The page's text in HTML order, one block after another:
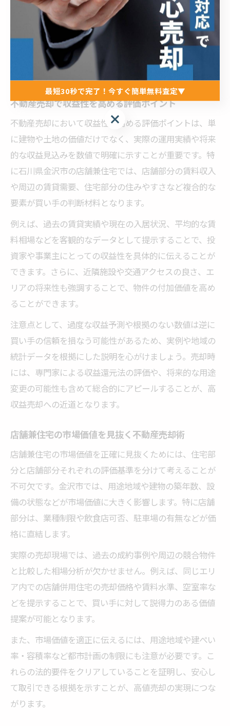
高収益狙いなら押さえるべき評価
不動産売却で収益性を高める評価ポイント
不動産売却において収益性を高める評価ポイントは、単
に建物や土地の価値だけでなく、実際の運用実績や将来
的な収益見込みを数値で明確に示すことが重要です。特
に石川県金沢市の店舗兼住宅では、店舗部分の賃料収入
や周辺の賃貸需要、住宅部分の住みやすさなど複合的な
要素が買い手の判断材料となります。
例えば、過去の賃貸実績や現在の入居状況、平均的な賃
料相場などを客観的なデータとして提示することで、投
資家や事業主にとっての収益性を具体的に伝えることが
できます。さらに、近隣施設や交通アクセスの良さ、エ
リアの将来性も強調することで、物件の付加価値を高め
ることができます。
注意点として、過度な収益予測や根拠のない数値は逆に
買い手の信頼を損なう可能性があるため、実例や地域の
統計データを根拠にした説明を心がけましょう。売却時
には、専門家による収益還元法の評価や、将来的な用途
変更の可能性も含めて総合的にアピールすることが、高
収益売却への近道となります。
店舗兼住宅の市場価値を見抜く不動産売却術
店舗兼住宅の市場価値を正確に見抜くためには、住宅部
分と店舗部分それぞれの評価基準を分けて考えることが
不可欠です。金沢市では、用途地域や建物の築年数、設
備の状態などが市場価値に大きく影響します。特に店舗
部分は、業種制限や飲食店可否、駐車場の有無などが価
格に直結します。
実際の売却現場では、過去の成約事例や周辺の競合物件
と比較した相場分析が欠かせません。例えば、同じエリ
ア内での店舗併用住宅の売却価格や賃料水準、空室率な
どを提示することで、買い手に対して説得力のある価値
提案が可能となります。
また、市場価値を適正に伝えるには、用途地域や建ぺい
率・容積率など都市計画の制限にも注意が必要です。こ
れらの法的要件をクリアしていることを証明し、安心し
て取引できる根拠を示すことが、高値売却の実現につな
がります。
最短30秒で完了！今すぐ簡単無料査定▼
最短30秒で完了！今すぐ簡単無料査定▼